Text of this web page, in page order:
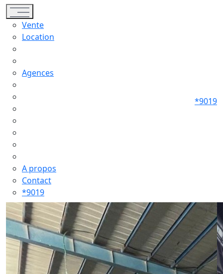
Toggle navigation
Vente
Location
Agences
A propos
Contact
*9019
*9019